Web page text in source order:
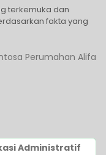
terkemuka dan
fakta yang
Perumahan Alifa
Administratif